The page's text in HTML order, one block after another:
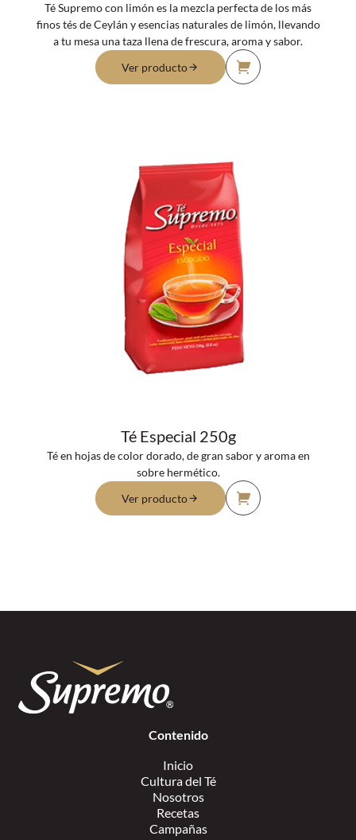
Té Supremo con limón es la mezcla perfecta de los más
finos tés de Ceylán y esencias naturales de limón, llevando
a tu mesa una taza llena de frescura, aroma y sabor.
Ver producto
Té Especial 250g
Té en hojas de color dorado, de gran sabor y aroma en
sobre hermético.
Ver producto
Contenido
Inicio
Cultura del Té
Nosotros
Recetas
Campañas